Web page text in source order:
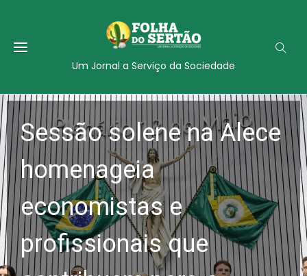
Um Jornal a Serviço da Sociedade
Sessão solene na Alece
homenageia
economistas e
profissionais que